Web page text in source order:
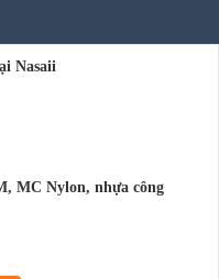
Nasaii
MC Nylon, nhựa công